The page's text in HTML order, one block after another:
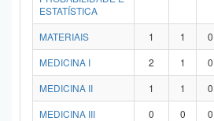
ESTATÍSTICA
MATERIAIS 1 1 0
MEDICINA I
2 1 0
MEDICINA II
1 1 0
MEDICINA III
0 0 0